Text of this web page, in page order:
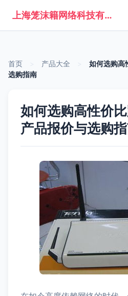
上海笼沫籍网络科技有限公司
首页 产品大全
如何选购高
选购指南
如何选购高性价
产品报价与选购